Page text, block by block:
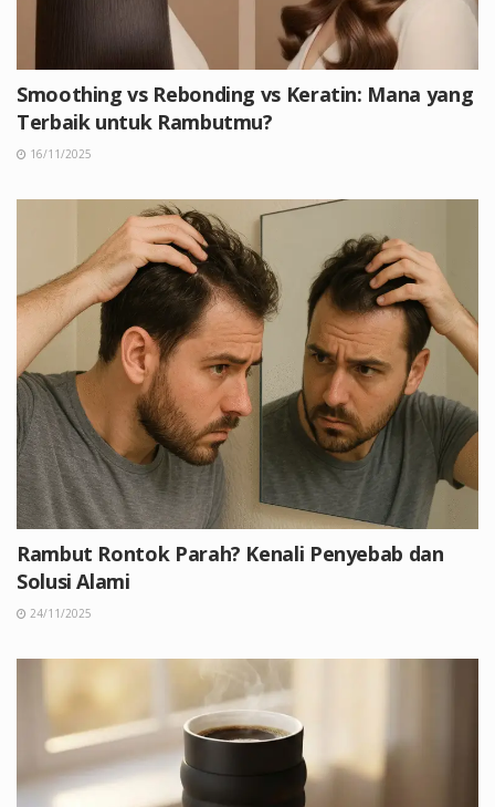
Smoothing vs Rebonding vs Keratin: Mana yang
Terbaik untuk Rambutmu?
16/11/2025
Rambut Rontok Parah? Kenali Penyebab dan
Solusi Alami
24/11/2025